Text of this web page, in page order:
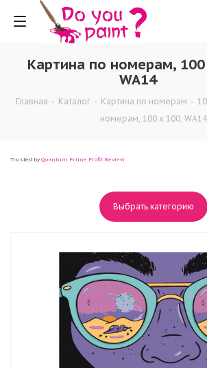
Картина по номерам,
WA14
Главная - Каталог - Картина по номерам -
номерам, 100 x 100, WA14
Trusted by Quantum Prime Profit Review
Выбрать категорию